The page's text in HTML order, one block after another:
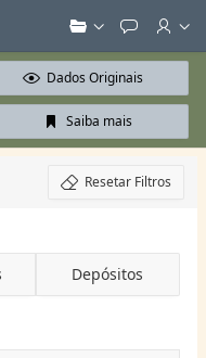
Dados Originais
Saiba mais
Resetar Filtros
Depósitos